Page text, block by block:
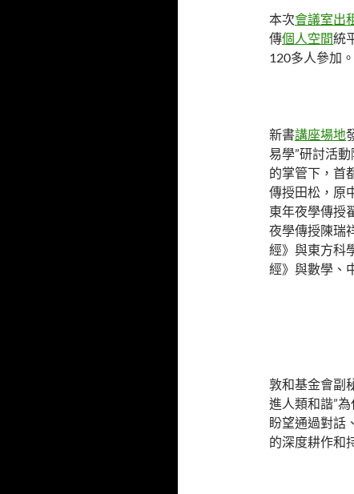
本次會議室出
傳個人空間統
120多人參加。
新書講座場地
易學”研討活
的掌管下，首
傳授田松，原
東年夜學傳授
夜學傳授陳瑞
經》與東方科
經》與數學、
敦和基金會副
進人類和諧”
盼望通過對話
的深度耕作和